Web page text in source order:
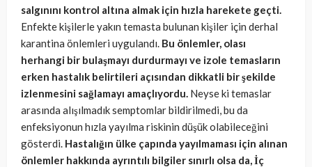
salgınını kontrol altına almak için hızla harekete geçti.
Enfekte kişilerle yakın temasta bulunan kişiler için derhal
karantina önlemleri uygulandı. Bu önlemler, olası
herhangi bir bulaşmayı durdurmayı ve izole temasların
erken hastalık belirtileri açısından dikkatli bir şekilde
izlenmesini sağlamayı amaçlıyordu. Neyse ki temaslar
arasında alışılmadık semptomlar bildirilmedi, bu da
enfeksiyonun hızla yayılma riskinin düşük olabileceğini
gösterdi. Hastalığın ülke çapında yayılmaması için alınan
önlemler hakkında ayrıntılı bilgiler sınırlı olsa da, İç